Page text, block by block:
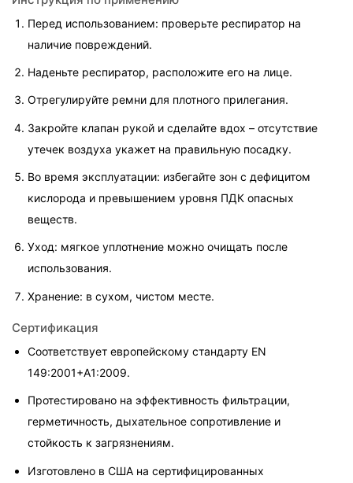
Перед использованием: проверьте респиратор на
наличие повреждений.
Наденьте респиратор, расположите его на лице.
Отрегулируйте ремни для плотного прилегания.
Закройте клапан рукой и сделайте вдох – отсутствие
утечек воздуха укажет на правильную посадку.
Во время эксплуатации: избегайте зон с дефицитом
кислорода и превышением уровня ПДК опасных
веществ.
Уход: мягкое уплотнение можно очищать после
использования.
Хранение: в сухом, чистом месте.
Сертификация
Соответствует европейскому стандарту EN
149:2001+A1:2009.
Протестировано на эффективность фильтрации,
герметичность, дыхательное сопротивление и
стойкость к загрязнениям.
Изготовлено в США на сертифицированных